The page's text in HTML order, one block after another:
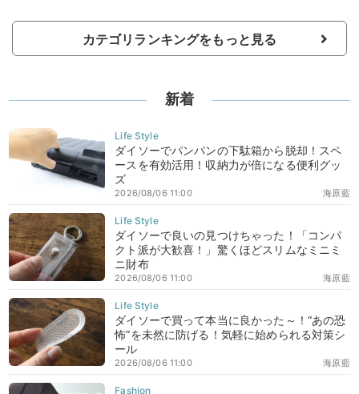
カテゴリランキングをもっと見る
新着
ダイソーでパンパンの下駄箱から脱却！スペ
ースを有効活用！収納力が倍になる便利グッ
ズ
海原藍
2026/08/06 11:00
ダイソーで良いの見つけちゃった！「コンパ
クト派が大歓喜！」驚くほどスリムなミニミ
ニ財布
海原藍
2026/08/06 11:00
ダイソーで買って本当に良かった～！“あの恐
怖”を未然に防げる！気軽に始められる対策シ
ール
海原藍
2026/08/06 11:00